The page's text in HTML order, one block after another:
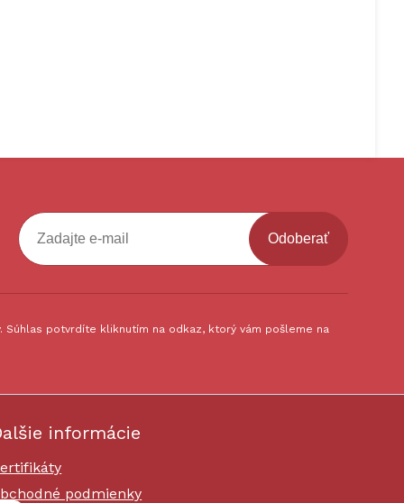
Odoberať
potvrdíte kliknutím na odkaz, ktorý vám pošleme na
informácie
podmienky